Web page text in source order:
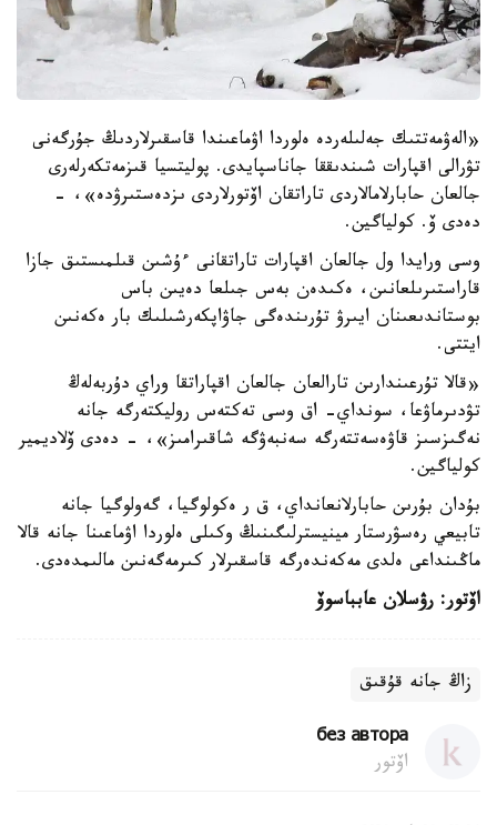
«الەۋمەتتىك جەلىلەردە ەلوردا اۋماعىندا قاسقىرلاردىڭ جۇرگەنى
تۋرالى اقپارات شىندىققا جاناسپايدى. پوليتسيا قىزمەتكەرلەرى
جالعان حابارلامالاردى تاراتقان اۆتورلاردى ىزدەستىرۋدە»، -
دەدى ۆ. كولياگين.
وسى ورايدا ول جالعان اقپارات تاراتقانى ءۇشىن قىلمىستىق جازا
قاراستىرىلعانىن، ەكىدەن بەس جىلعا دەيىن باس
بوستاندىعىنان ايىرۋ تۇرىندەگى جاۋاپكەرشىلىك بار ەكەنىن
ايتتى.
«قالا تۇرعىندارىن تارالعان جالعان اقپاراتقا وراي دۇربەلەڭ
تۋدىرماۋعا، سونداي- اق وسى تەكتەس روليكتەرگە جانە
نەگىزسىز قاۋەسەتتەرگە سەنبەۋگە شاقىرامىز»، - دەدى ۆلاديمير
كولياگين.
بۇدان بۇرىن حابارلانعانداي، ق ر ەكولوگيا، گەولوگيا جانە
تابيعي رەسۋرستار مينيسترلىگىنىڭ وكىلى ەلوردا اۋماعىنا جانە قالا
ماڭىنداعى ەلدى مەكەندەرگە قاسقىرلار كىرمەگەنىن مالىمدەدى.
اۆتور: رۋسلان عابباسوۆ
زاڭ جانە قۇقىق
без автора
اۆتور